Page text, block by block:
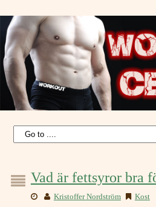
Vad är fettsyror bra
Kristoffer Nordström Kost